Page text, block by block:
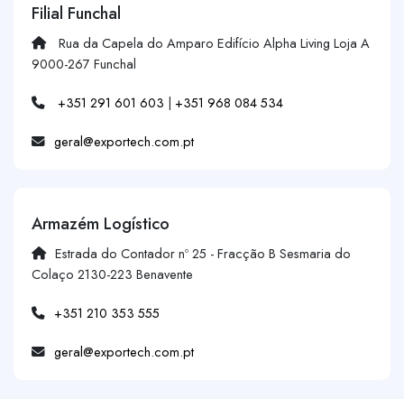
Filial Funchal
Rua da Capela do Amparo Edifício Alpha Living Loja A
9000-267 Funchal
+351 291 601 603 | +351 968 084 534
geral@exportech.com.pt
Armazém Logístico
Estrada do Contador nº 25 - Fracção B Sesmaria do
Colaço 2130-223 Benavente
+351 210 353 555
geral@exportech.com.pt